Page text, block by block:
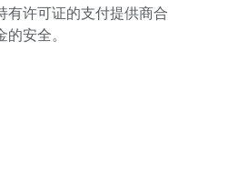
有许可证的支付提供商合
安全。